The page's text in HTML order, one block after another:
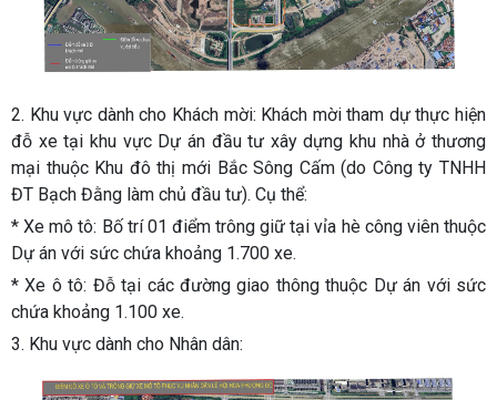
2. Khu vực dành cho Khách mời: Khách mời tham dự thực hiện
đỗ xe tại khu vực Dự án đầu tư xây dựng khu nhà ở thương
mại thuộc Khu đô thị mới Bắc Sông Cấm (do Công ty TNHH
ĐT Bạch Đằng làm chủ đầu tư). Cụ thể:
* Xe mô tô: Bố trí 01 điểm trông giữ tại vỉa hè công viên thuộc
Dự án với sức chứa khoảng 1.700 xe.
* Xe ô tô: Đỗ tại các đường giao thông thuộc Dự án với sức
chứa khoảng 1.100 xe.
3. Khu vực dành cho Nhân dân: